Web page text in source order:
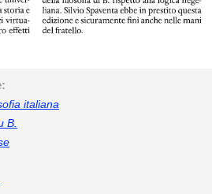
italiana
B.